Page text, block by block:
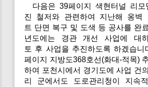
다음은 39페이지 색현터널 리모
진 철저와 관련하여 지난해 옹벽
트 단면 복구 및 도색 등 공사를 완
년도에는 경관 개선 사업에 대
토 후 사업을 추진하도록 하겠습니
페이지 지방도368호선(화대-적목)
하여 포천시에서 경기도에 사업 건
리 군에서도 도로관리청이 지속